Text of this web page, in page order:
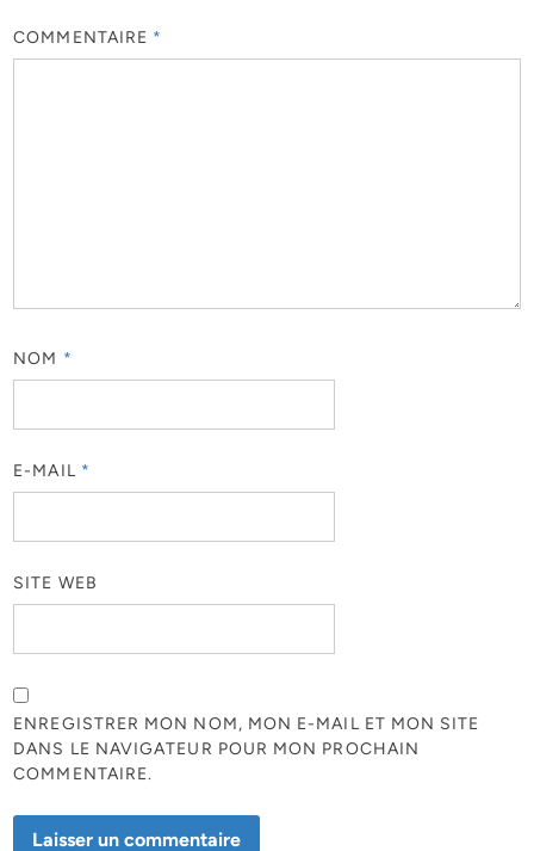
COMMENTAIRE *
NOM *
E-MAIL *
SITE WEB
ENREGISTRER MON NOM, MON E-MAIL ET MON SITE
DANS LE NAVIGATEUR POUR MON PROCHAIN
COMMENTAIRE.